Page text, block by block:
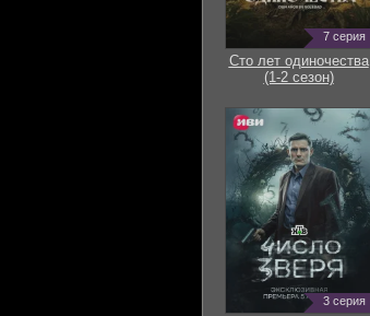
7 серия
Сто лет одиночества
(1-2 сезон)
3 серия